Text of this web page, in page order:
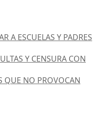
A ESCUELAS Y PADRES
Y CENSURA CON
QUE NO PROVOCAN